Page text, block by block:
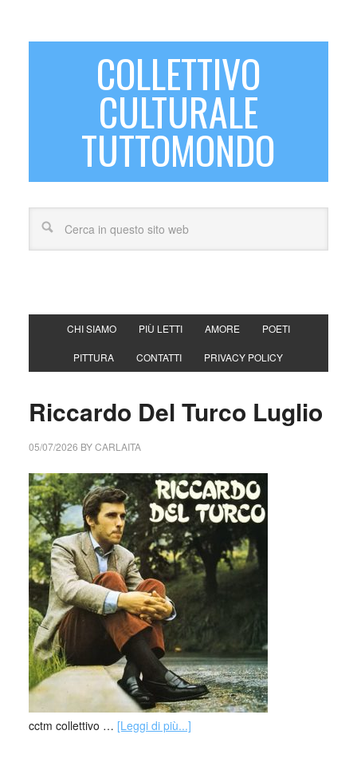
COLLETTIVO
CULTURALE
TUTTOMONDO
CHI SIAMO PIÙ LETTI AMORE POETI
PITTURA CONTATTI PRIVACY POLICY
Riccardo Del Turco Luglio
05/07/2026 BYCARLAITA
cctm collettivo … [Leggi di più...]